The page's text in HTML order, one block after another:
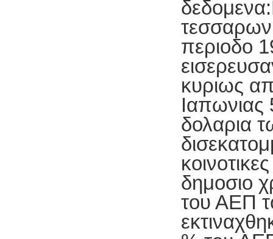
περιοδο
κυριως
Ιαπωνιας
δολαρια
δημοσιο
του ΑΕΠ